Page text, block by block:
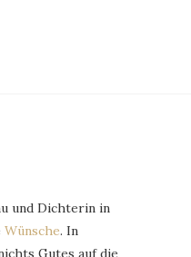
und Dichterin in
Wünsche. In
Gutes auf die